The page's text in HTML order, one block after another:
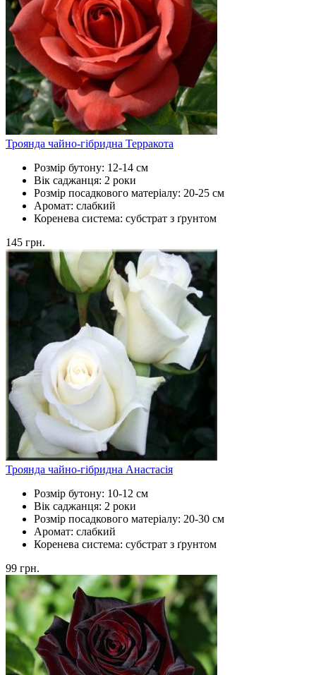
Троянда чайно-гібридна Терракота
Розмір бутону: 12-14 см
Вік саджанця: 2 роки
Розмір посадкового матеріалу: 20-25 см
Аромат: слабкий
Коренева система: субстрат з ґрунтом
145 грн.
Троянда чайно-гібридна Анастасія
Розмір бутону: 10-12 см
Вік саджанця: 2 роки
Розмір посадкового матеріалу: 20-30 см
Аромат: слабкий
Коренева система: субстрат з ґрунтом
99 грн.